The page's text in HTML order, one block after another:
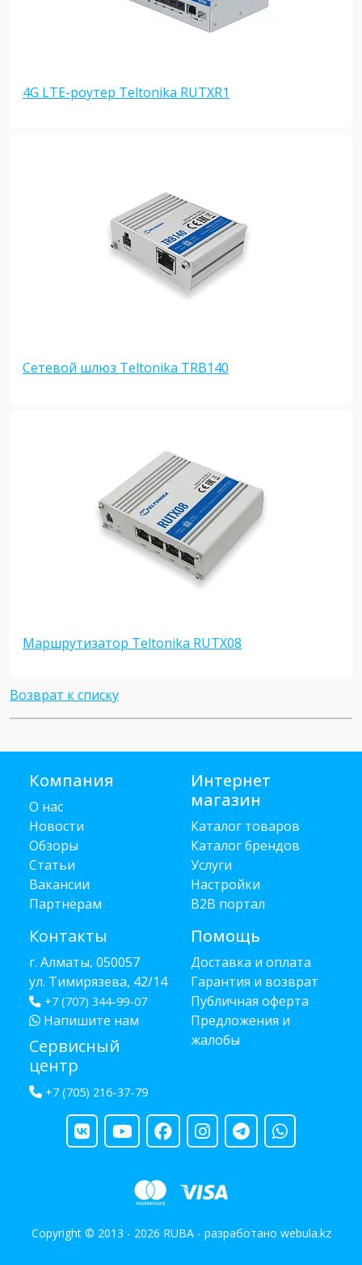
4G LTE-роутер Teltonika RUTXR1
Сетевой шлюз Teltonika TRB140
Маршрутизатор Teltonika RUTX08
Возврат к списку
Компания
О нас
Новости
Обзоры
Статьи
Вакансии
Партнёрам
Контакты
г. Алматы, 050057
ул. Тимирязева, 42/14
+7 (707) 344-99-07
Напишите нам
Сервисный
центр
+7 (705) 216-37-79
Интернет
магазин
Каталог товаров
Каталог брендов
Услуги
Настройки
B2B портал
Помощь
Доставка и оплата
Гарантия и возврат
Публичная оферта
Предложения и
жалобы
Copyright © 2013 - 2026 RUBA - разработано webula.kz